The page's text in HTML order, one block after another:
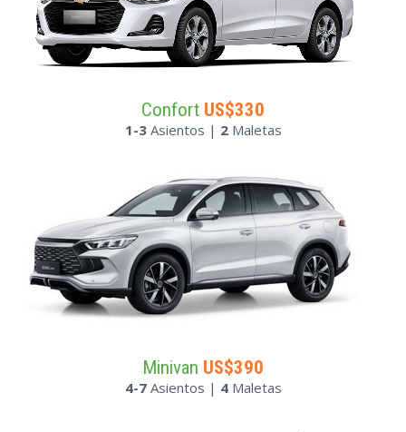
Confort US$330
1-3Asientos | 2Maletas
Minivan US$390
4-7Asientos | 4Maletas